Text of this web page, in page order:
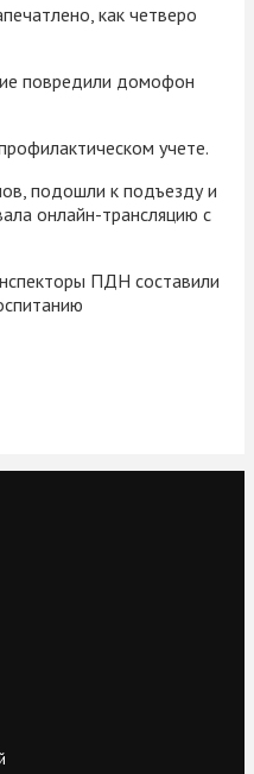
как четверо
повредили домофон
учете.
подошли к подъезду и
онлайн-трансляцию с
ПДН составили